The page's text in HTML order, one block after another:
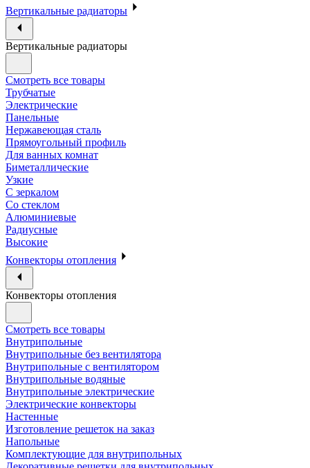
Вертикальные радиаторы
Вертикальные радиаторы
Смотреть все товары
Трубчатые
Электрические
Панельные
Нержавеющая сталь
Прямоугольный профиль
Для ванных комнат
Биметаллические
Узкие
С зеркалом
Со стеклом
Алюминиевые
Радиусные
Высокие
Конвекторы отопления
Конвекторы отопления
Смотреть все товары
Внутрипольные
Внутрипольные без вентилятора
Внутрипольные с вентилятором
Внутрипольные водяные
Внутрипольные электрические
Электрические конвекторы
Настенные
Изготовление решеток на заказ
Напольные
Комплектующие для внутрипольных